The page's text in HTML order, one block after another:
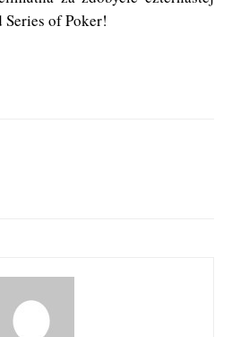
of Poker!